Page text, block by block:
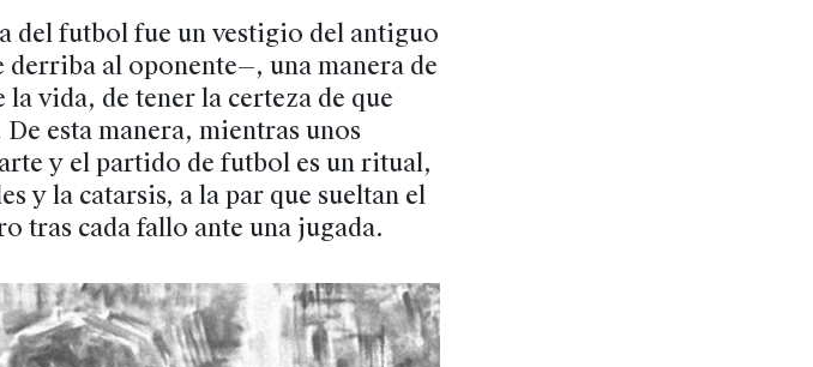
del futbol fue un vestigio del antiguo
al oponente—, una manera de
vida, de tener la certeza de que
esta manera, mientras unos
y el partido de futbol es un ritual,
y la catarsis, a la par que sueltan el
tras cada fallo ante una jugada.